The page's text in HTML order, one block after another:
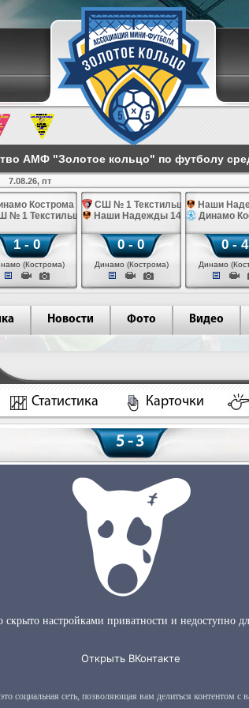
АМФ "Золотое кольцо" по футболу
7.08.26, пт
Кострома 14
№ 1 Текстильщик 14
1 - 0
(Кострома)
СШ № 1 Текстильщик 14
Наши Надежды 14
0 - 0
Динамо (Кострома)
Наши
Динамо
0 - 4
Динамо
Новости Фото Видео
Статистика Карточки
5 - 3